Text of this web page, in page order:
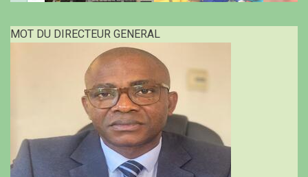
MOT DU DIRECTEUR GENERAL